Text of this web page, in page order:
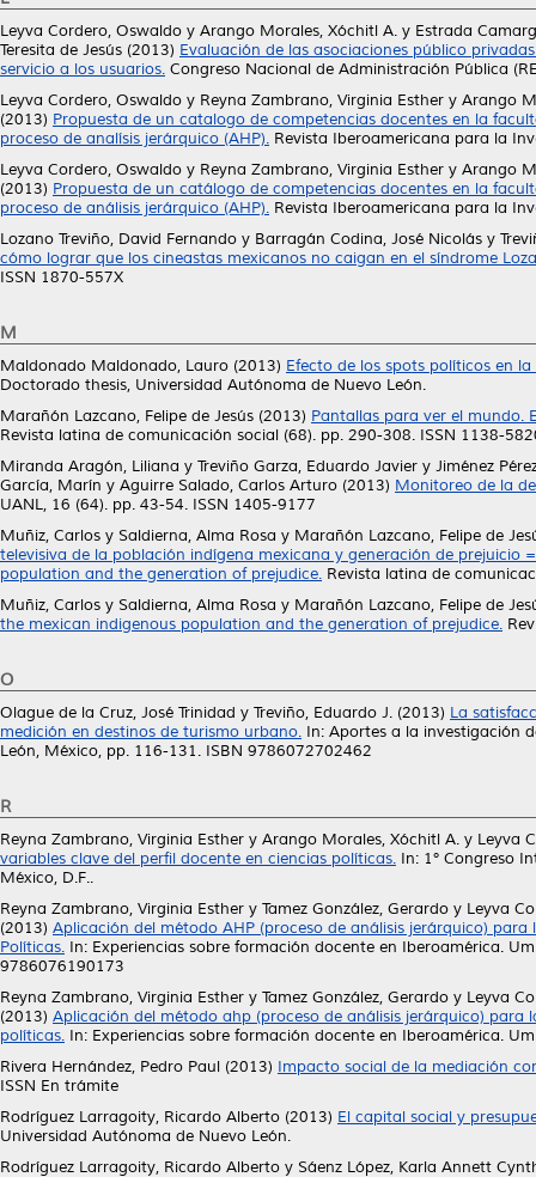
Leyva Cordero, Oswaldo y Arango Morales, Xóchitl A. y Estrada
Teresita de Jesús (2013) Evaluación de las asociaciones público
servicio a los usuarios. Congreso Nacional de Administración Pública
Leyva Cordero, Oswaldo y Reyna Zambrano, Virginia Esther y Arango
(2013) Propuesta de un catalogo de competencias docentes en la
proceso de analísis jerárquico (AHP). Revista Iberoamericana para la
Leyva Cordero, Oswaldo y Reyna Zambrano, Virginia Esther y Arango
(2013) Propuesta de un catálogo de competencias docentes en la
proceso de análisis jerárquico (AHP). Revista Iberoamericana para la
Lozano Treviño, David Fernando y Barragán Codina, José Nicolás y
cómo lograr que los cineastas mexicanos no caigan en el síndrome
ISSN 1870-557X
M
Maldonado Maldonado, Lauro (2013) Efecto de los spots políticos en
Doctorado thesis, Universidad Autónoma de Nuevo León.
Marañón Lazcano, Felipe de Jesús (2013) Pantallas para ver el mundo.
Revista latina de comunicación social (68). pp. 290-308. ISSN 1138-
Miranda Aragón, Liliana y Treviño Garza, Eduardo Javier y Jiménez
García, Marín y Aguirre Salado, Carlos Arturo (2013) Monitoreo de la
UANL, 16 (64). pp. 43-54. ISSN 1405-9177
Muñiz, Carlos y Saldierna, Alma Rosa y Marañón Lazcano, Felipe de
televisiva de la población indígena mexicana y generación de prejuicio
population and the generation of prejudice. Revista latina de
Muñiz, Carlos y Saldierna, Alma Rosa y Marañón Lazcano, Felipe de
the mexican indigenous population and the generation of prejudice.
O
Olague de la Cruz, José Trinidad y Treviño, Eduardo J. (2013) La
medición en destinos de turismo urbano. In: Aportes a la investigación
León, México, pp. 116-131. ISBN 9786072702462
R
Reyna Zambrano, Virginia Esther y Arango Morales, Xóchitl A. y Leyva
variables clave del perfil docente en ciencias políticas. In: 1° Congreso
México, D.F..
Reyna Zambrano, Virginia Esther y Tamez González, Gerardo y Leyva
(2013) Aplicación del método AHP (proceso de análisis jerárquico)
Políticas. In: Experiencias sobre formación docente en Iberoamérica.
9786076190173
Reyna Zambrano, Virginia Esther y Tamez González, Gerardo y Leyva
(2013) Aplicación del método ahp (proceso de análisis jerárquico)
políticas. In: Experiencias sobre formación docente en Iberoamérica.
Rivera Hernández, Pedro Paul (2013) Impacto social de la mediación
ISSN En trámite
Rodríguez Larragoity, Ricardo Alberto (2013) El capital social y
Universidad Autónoma de Nuevo León.
Rodríguez Larragoity, Ricardo Alberto y Sáenz López, Karla Annett